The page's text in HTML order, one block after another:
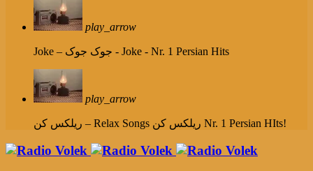
play_arrow
Joke – جوک جوک - Joke - Nr. 1 Persian Hits
play_arrow
ریلکس کن – Relax Songs ریلکس کن Nr. 1 Persian HIts!